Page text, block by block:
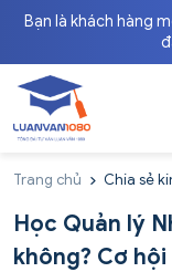
Bạn là khách hàng
Trang chủ Chia sẻ
Học Quản lý
không? Cơ